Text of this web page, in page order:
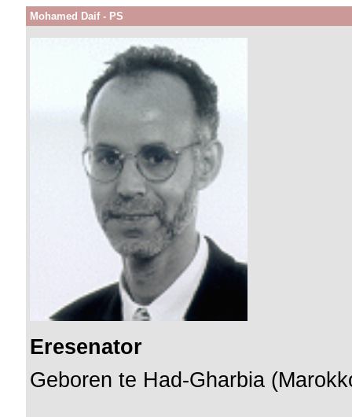
Mohamed Daif - PS
Eresenator
Geboren te Had-Gharbia